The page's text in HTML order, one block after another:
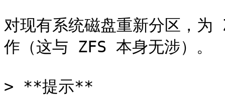
对现有系统磁盘重新分区，
作（这与 ZFS 本身无涉）。
> **提示**